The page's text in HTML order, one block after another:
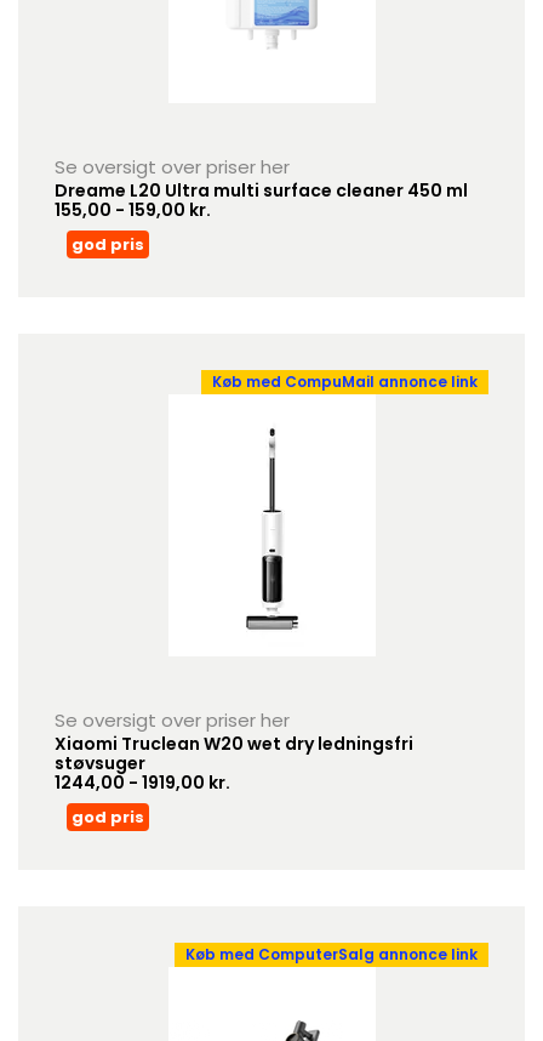
Se oversigt over priser her
Dreame L20 Ultra multi surface cleaner 450 ml
155,00 - 159,00 kr.
god pris
Køb med CompuMail annonce link
Se oversigt over priser her
Xiaomi Truclean W20 wet dry ledningsfri
støvsuger
1244,00 - 1919,00 kr.
god pris
Køb med ComputerSalg annonce link